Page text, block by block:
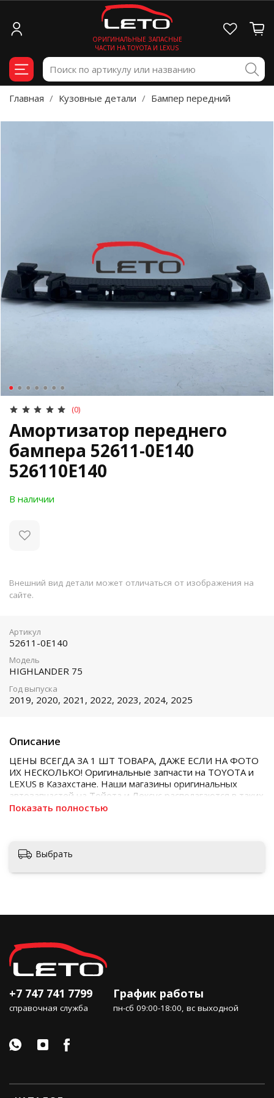
ОРИГИНАЛЬНЫЕ ЗАПАСНЫЕ
ЧАСТИ НА TOYOTA И LEXUS
Главная Кузовные детали Бампер передний
(0)
Амортизатор переднего
бампера 52611-0E140
526110E140
В наличии
Внешний вид детали может отличаться от изображения на
сайте.
Описание
ЦЕНЫ ВСЕГДА ЗА 1 ШТ ТОВАРА, ДАЖЕ ЕСЛИ НА ФОТО
ИХ НЕСКОЛЬКО! Оригинальные запчасти на TOYOTA и
LEXUS в Казахстане. Наши магазины оригинальных
автозапчастей на Тойота и Лексус располагаются в таких
городах как Алматы, Астана, Шымкент, Кызылорда и
Показать полностью
Артикул
52611-0E140
Модель
HIGHLANDER 75
Год выпуска
2019, 2020, 2021, 2022, 2023, 2024, 2025
Выбрать
+7 747 741 7799
справочная служба
График работы
пн-сб 09:00-18:00, вс выходной